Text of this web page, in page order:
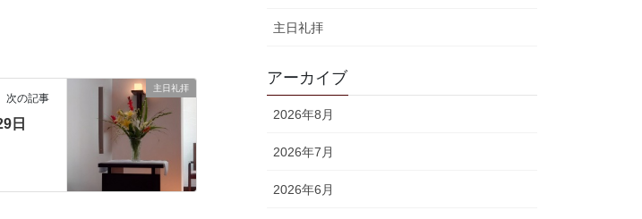
主日礼拝
次の記事
日
主日礼拝
アーカイブ
2026年8月
2026年7月
2026年6月